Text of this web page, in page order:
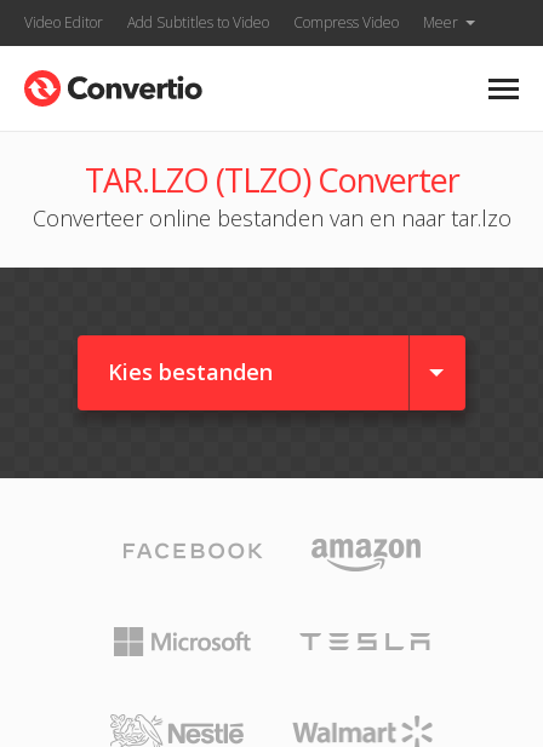
Video Editor Add Subtitles to Video Compress Video Meer
TAR.LZO (TLZO) Converter
Converteer online bestanden van en naar tar.lzo
Kies bestanden